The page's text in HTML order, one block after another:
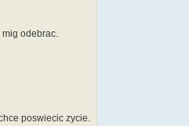
mig odebrac.
poswiecic zycie.